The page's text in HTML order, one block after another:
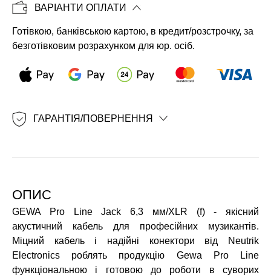
Копіювати
ВАРІАНТИ ОПЛАТИ
Готівкою, банківською картою, в кредит/розстрочку, за
безготівковим розрахунком для юр. осіб.
ГАРАНТІЯ/ПОВЕРНЕННЯ
ОПИС
GEWA Pro Line Jack 6,3 мм/XLR (f) - якісний
акустичний кабель для професійних музикантів.
Міцний кабель і надійні конектори від Neutrik
Electronics роблять продукцію Gewa Pro Line
функціональною і готовою до роботи в суворих